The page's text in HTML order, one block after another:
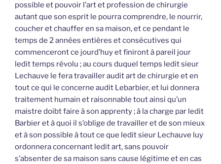
possible et pouvoir l’art et profession de chirurgie
autant que son esprit le pourra comprendre, le nourrir,
coucher et chauffer en sa maison, et ce pendant le
temps de 2 années entières et consécutives qui
commenceront ce jourd’huy et finiront à pareil jour
ledit temps révolu ; au cours duquel temps ledit sieur
Lechauve le fera travailler audit art de chirurgie et en
tout ce qui le concerne audit Lebarbier, et lui donnera
traitement humain et raisonnable tout ainsi qu’un
maistre doibt faire à son apprenty ; à la charge par ledit
Barbier et à quoi il s’oblige de travailler et de son mieux
et à son possible à tout ce que ledit sieur Lechauve luy
ordonnera concernant ledit art, sans pouvoir
s’absenter de sa maison sans cause légitime et en cas